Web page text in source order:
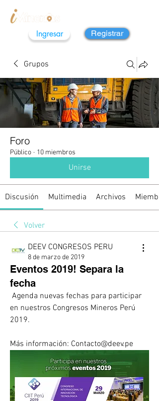
Ingresar Registrar
Grupos
Foro
Público · 10 miembros
Unirse
Discusión Multimedia Archivos
Volver
DEEV CONGRESOS PERU
8 de marzo de 2019
Eventos 2019! Separa la
fecha
en nuestros Congresos Mineros Perú
2019.
Más información: Contacto@deev.pe